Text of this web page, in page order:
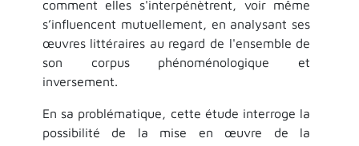
comment elles s'interpénètrent, voir même
s’influencent mutuellement, en analysant ses
œuvres littéraires au regard de l'ensemble de
son corpus phénoménologique et
inversement.
En sa problématique, cette étude interroge la
possibilité de la mise en œuvre de la